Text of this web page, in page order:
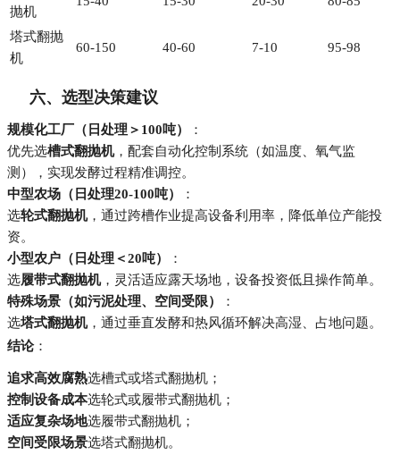
抛机
塔式翻抛
机
60-150 40-60 7-10 95-98
六、选型决策建议
规模化工厂（日处理＞100吨）
：
优先选槽式翻抛机，配套自动化控制系统（如温度、氧气监
测），实现发酵过程精准调控。
中型农场（日处理20-100吨）
：
选轮式翻抛机，通过跨槽作业提高设备利用率，降低单位产能投
资。
小型农户（日处理＜20吨）
：
选履带式翻抛机，灵活适应露天场地，设备投资低且操作简单。
特殊场景（如污泥处理、空间受限）
：
选塔式翻抛机，通过垂直发酵和热风循环解决高湿、占地问题。
结论：
追求高效腐熟选槽式或塔式翻抛机；
控制设备成本选轮式或履带式翻抛机；
适应复杂场地选履带式翻抛机；
空间受限场景选塔式翻抛机。